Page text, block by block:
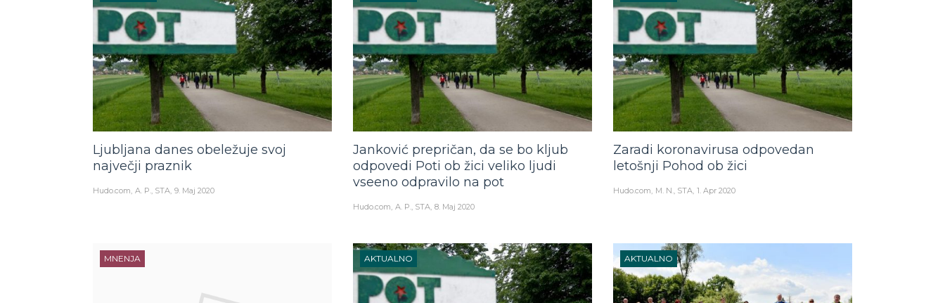
Ljubljana danes obeležuje svoj
največji praznik
Hudo.com A. P., STA 9. Maj 2020
Janković prepričan, da se bo kljub
odpovedi Poti ob žici veliko ljudi
vseeno odpravilo na pot
Hudo.com A. P., STA 8. Maj 2020
Zaradi koronavirusa odpovedan
letošnji Pohod ob žici
Hudo.com M. N., STA 1. Apr 2020
MNENJA AKTUALNO AKTUALNO